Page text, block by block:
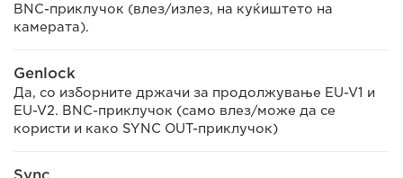
BNC-приклучок (влез/излез, на куќиштето на
камерата).
Genlock
Да, со изборните држачи за продолжување EU-V1 и
EU-V2. BNC-приклучок (само влез/може да се
користи и како SYNC OUT-приклучок)